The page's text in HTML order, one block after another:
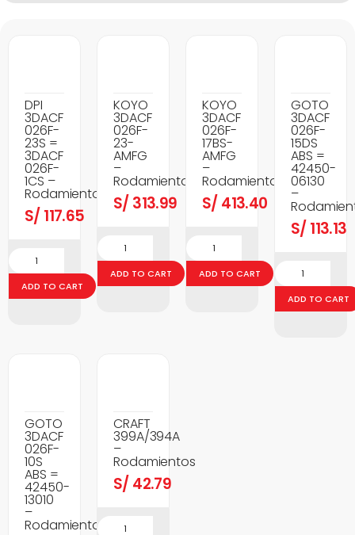
DPI
3DACF
026F-
23S =
3DACF
026F-
1CS –
Rodamientos
S/ 117.65
ADD TO CART
KOYO
3DACF
026F-
23-
AMFG
–
Rodamientos
S/ 313.99
ADD TO CART
KOYO
3DACF
026F-
17BS-
AMFG
–
Rodamientos
S/ 413.40
ADD TO CART
GOTO
3DACF
026F-
15DS
ABS =
42450-
06130
–
S/ 113.13
ADD TO CART
GOTO
3DACF
026F-
10S
ABS =
42450-
13010
–
Rodamientos
CRAFT
399A/394A
–
Rodamientos
S/ 42.79